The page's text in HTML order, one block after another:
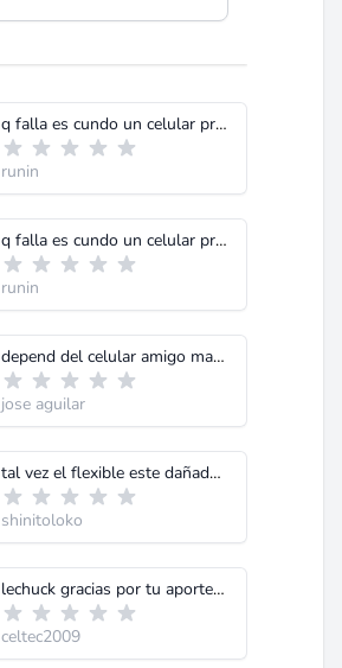
q falla es cundo un celular prende pero solo sale en blamco la pantalla x fa
runin
q falla es cundo un celular prende pero solo sale en blamco la pantalla x fa
runin
depend del celular amigo manda el modelo
jose aguilar
tal vez el flexible este dañado o este desconectado trata de checarlo.
shinitoloko
lechuck gracias por tu aporte muy util
celtec2009